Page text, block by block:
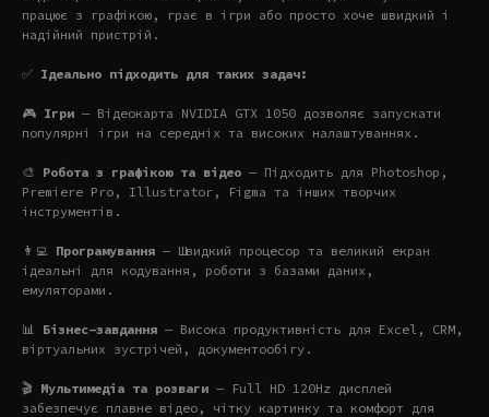
працює з графікою, грає в ігри або просто хоче швидкий і
надійний пристрій.
✅ Ідеально підходить для таких задач:
🎮 Ігри — Відеокарта NVIDIA GTX 1050 дозволяє запускати
популярні ігри на середніх та високих налаштуваннях.
🎨 Робота з графікою та відео — Підходить для Photoshop,
Premiere Pro, Illustrator, Figma та інших творчих
інструментів.
👨‍💻 Програмування — Швидкий процесор та великий екран
ідеальні для кодування, роботи з базами даних,
емуляторами.
📊 Бізнес-завдання — Висока продуктивність для Excel, CRM,
віртуальних зустрічей, документообігу.
🎬 Мультимедіа та розваги — Full HD 120Hz дисплей
забезпечує плавне відео, чітку картинку та комфорт для